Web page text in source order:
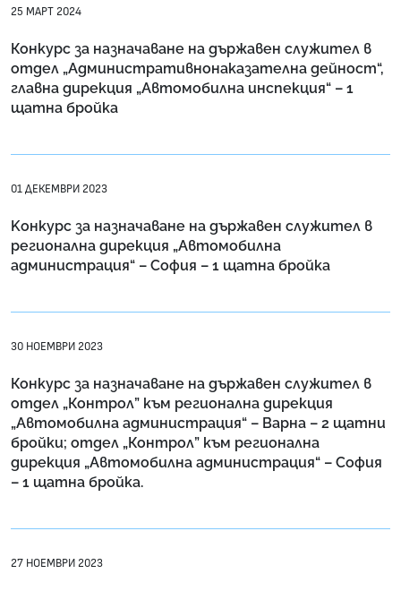
25 МАРТ 2024
Конкурс за назначаване на държавен служител в
отдел „Административнонаказателна дейност“,
главна дирекция „Автомобилна инспекция“ – 1
щатна бройка
01 ДЕКЕМВРИ 2023
Kонкурс за назначаване на държавен служител в
регионална дирекция „Автомобилна
администрация“ – София – 1 щатна бройка
30 НОЕМВРИ 2023
Конкурс за назначаване на държавен служител в
отдел „Контрол” към регионална дирекция
„Автомобилна администрация“ – Варна – 2 щатни
бройки; отдел „Контрол” към регионална
дирекция „Автомобилна администрация“ – София
– 1 щатна бройка.
27 НОЕМВРИ 2023